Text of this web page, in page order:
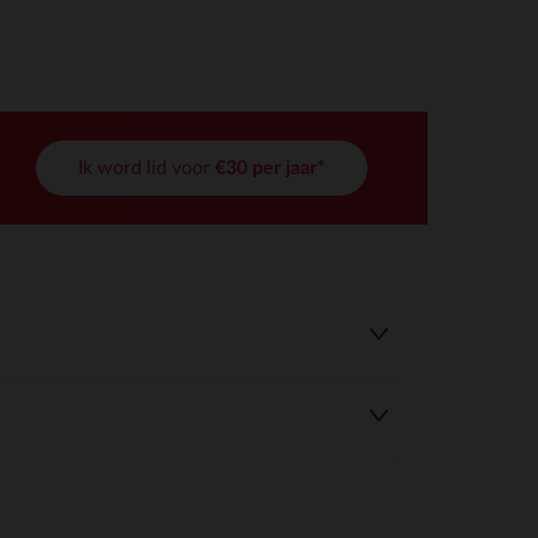
aan te passen en te beheren, en zorgt ervoor dat aan
Ik word lid voor €30 per jaar*